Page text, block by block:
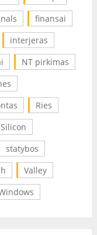
finansai
interjeras
NT pirkimas
Ries
Silicon
statybos
Valley